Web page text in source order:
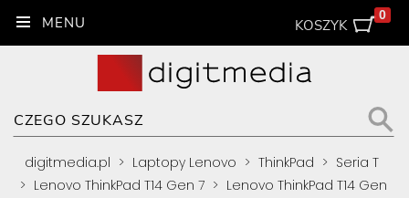
KOSZYK
0
digitmedia.pl > Laptopy Lenovo > ThinkPad > Seria T
> Lenovo ThinkPad T14 Gen 7 > Lenovo ThinkPad T14 Gen